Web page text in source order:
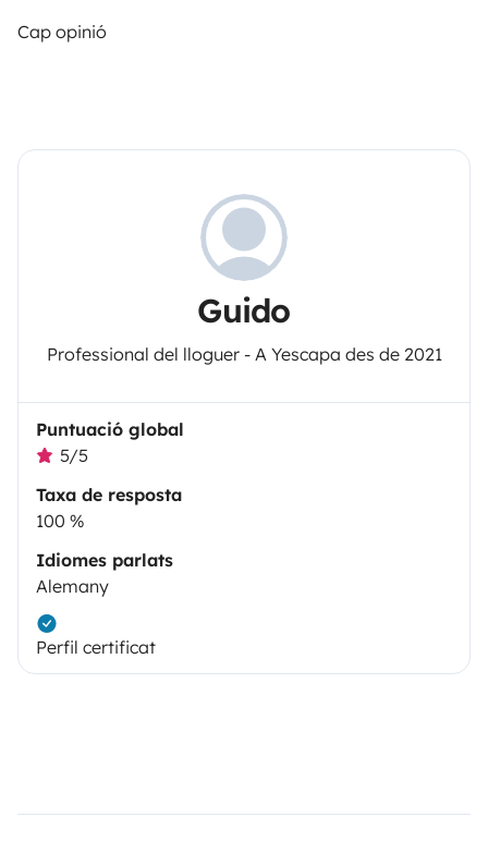
Cap opinió
Guido
Professional del lloguer - A Yescapa des de 2021
Puntuació global
5/5
Taxa de resposta
100 %
Idiomes parlats
Alemany
Perfil certificat